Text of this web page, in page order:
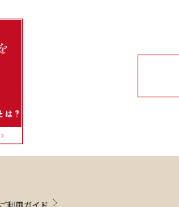
ご利用ガイド